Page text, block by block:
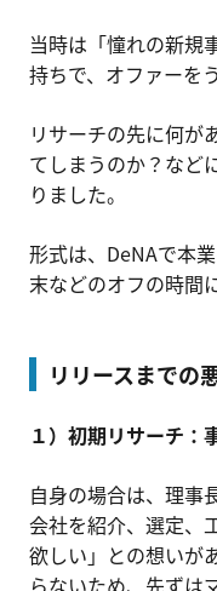
当時は「憧れの新規
持ちで、オファーを
リサーチの先に何が
てしまうのか？など
りました。
形式は、DeNAで本
末などのオフの時間
リリースまでの
１）初期リサーチ：
自身の場合は、理事
会社を紹介、選定、
欲しい」との想いが
らないため、先ずは